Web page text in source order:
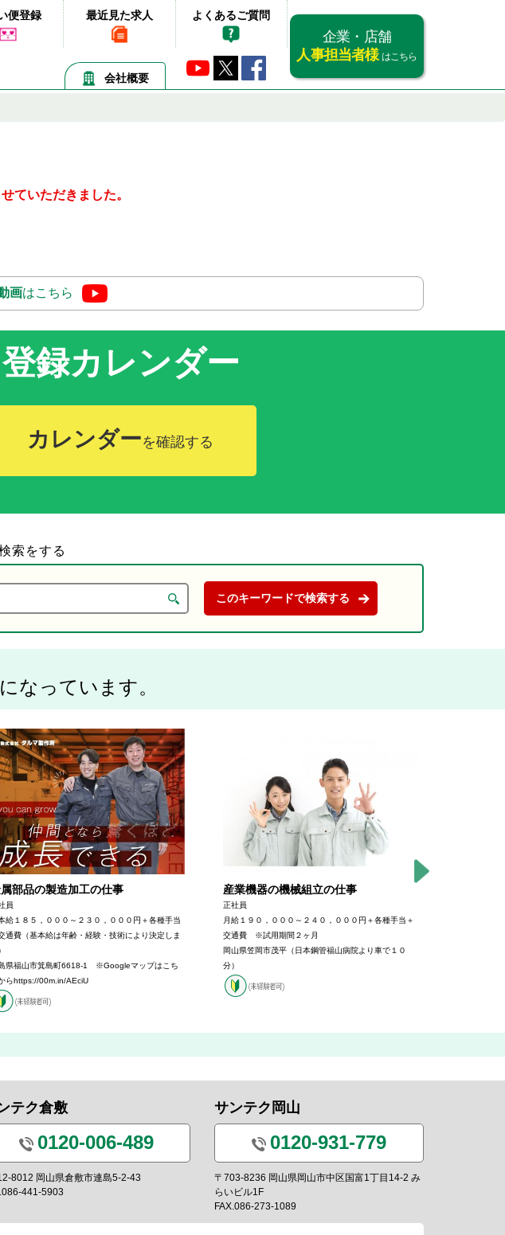
便登録 最近見た求人 よくあるご質問
企業・店舗
人事担当者様 はこちら
会社概要
ていただきました。
画はこちら
録カレンダー
カレンダーを確認する
索をする
なっています。
部品の製造加工の仕事
員
給１８５，０００～２３０，０００円＋各種手当
通費（基本給は年齢・経験・技術により決定しま
県福山市箕島町6618-1 ※Googleマップはこち
らhttps://00m.in/AEciU
産業機器の機械組立の仕事
正社員
月給１９０，０００～２４０，０００円＋各種手当＋
交通費 ※試用期間２ヶ月
岡山県笠岡市茂平（日本鋼管福山病院より車で１０
分）
テク倉敷
0120-006-489
8012 岡山県倉敷市連島5-2-43
441-5903
サンテク岡山
0120-931-779
〒703-8236 岡山県岡山市中区国富1丁目14-2 み
らいビル1F
FAX.086-273-1089